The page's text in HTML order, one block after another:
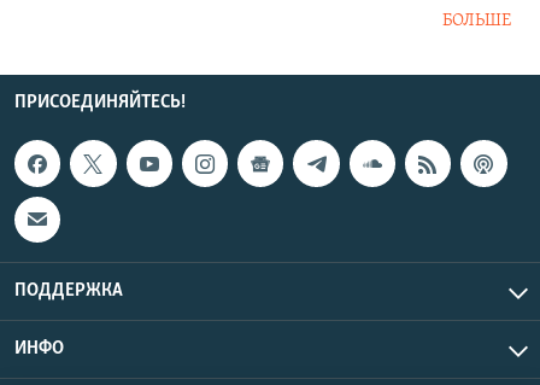
БОЛЬШЕ
ПРИСОЕДИНЯЙТЕСЬ!
ПОДДЕРЖКА
ИНФО